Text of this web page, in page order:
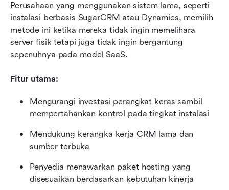
Perusahaan yang menggunakan sistem lama, seperti
instalasi berbasis SugarCRM atau Dynamics, memilih
metode ini ketika mereka tidak ingin memelihara
server fisik tetapi juga tidak ingin bergantung
sepenuhnya pada model SaaS.
Fitur utama:
Mengurangi investasi perangkat keras sambil
mempertahankan kontrol pada tingkat instalasi
Mendukung kerangka kerja CRM lama dan
sumber terbuka
Penyedia menawarkan paket hosting yang
disesuaikan berdasarkan kebutuhan kinerja